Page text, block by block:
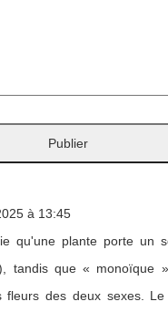
à 13:45
qu'une plante porte un
tandis que « monoïque
fleurs des deux sexes.